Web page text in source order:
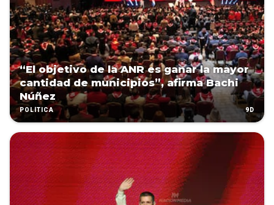
“El objetivo de la ANR es ganar la mayor
cantidad de municipios”, afirma Bachi
Núñez
POLÍTICA 9D